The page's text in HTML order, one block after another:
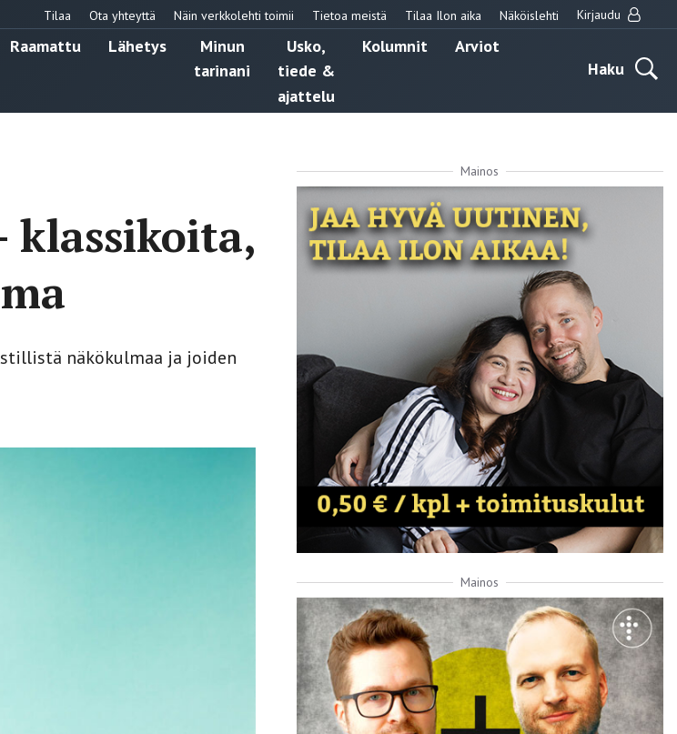
Tilaa Ota yhteyttä Näin verkkolehti toimii Tietoa meistä Tilaa Ilon aika Näköislehti Kirjaudu
Raamattu Lähetys
Minun
tarinani
Usko,
tiede &
ajattelu
Kolumnit
Arviot
Haku
näkökulmaa ja joiden
Mainos
Mainos